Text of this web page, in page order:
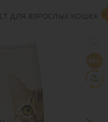
ДЛЯ ВЗРОСЛЫХ КОШЕК